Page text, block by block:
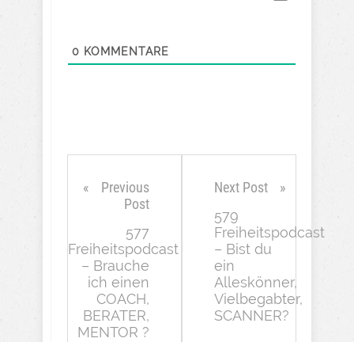
0 KOMMENTARE
Previous
Post
577
Freiheitspodcast
– Brauche
ich einen
COACH,
BERATER,
MENTOR ?
Next Post
579
Freiheitspodcast
– Bist du
ein
Alleskönner,
Vielbegabter,
SCANNER?